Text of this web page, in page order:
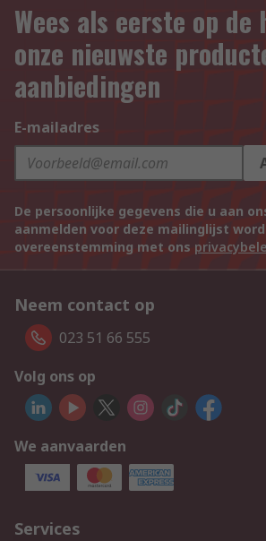
Wees als eerste op de
onze nieuwste
aanbiedingen
E-mailadres
De persoonlijke gegevens die u aan
aanmelden voor deze mailinglijst
overeenstemming met ons
Neem contact op
023 51 66 555
Volg ons op
We aanvaarden
Services